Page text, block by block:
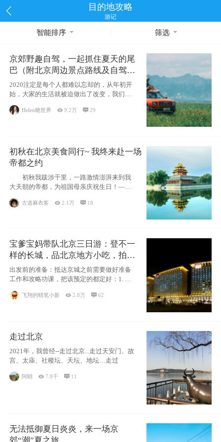
目的地攻略
游记
智能排序 筛选
京郊野趣自驾，一起抓住夏天的尾
巴（附北京周边景点路线及自驾攻
略）
2020注定是每个人都难以忘却的，从年初开
始，大家的生活就被迫做出了改变，我们也
不例外。本来双双辞职是为
Helen晓世界 9.2万 29
初秋在北京美食同行~ 我终来赴一场
帝都之约
初秋我跋涉千里，一路激情澎湃来到我
大天朝的帝都，为祖国母亲庆祝生日！——
古道麻衣客 2.1万  18
宝爹宝妈带队北京三日游：登不一
样的长城，品北京地方小吃，拍盘
古七星夜景！
出发前的准备：抵达京城之前需要做好准备
工作和攻略功课，把该预定的都定好：1. 酒
飞翔的蜡笔小新 2.8万 62
走过北京
2021年，我曾经--走过北京...走过天安门、故
宫、太庙、社稷坛、天坛、地坛…走过
阿眀 7.8千  11
无法抵御夏日炎炎，来一场京